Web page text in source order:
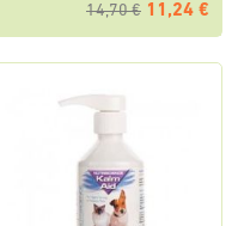
14,70 € 11,24 €